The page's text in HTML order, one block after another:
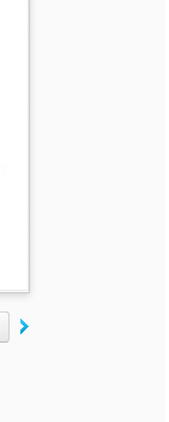
7